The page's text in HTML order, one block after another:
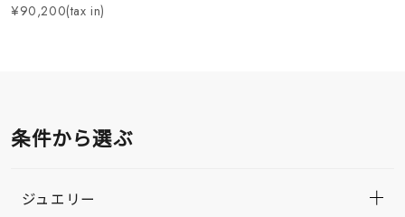
¥90,200(tax in)
条件から選ぶ
ジュエリー